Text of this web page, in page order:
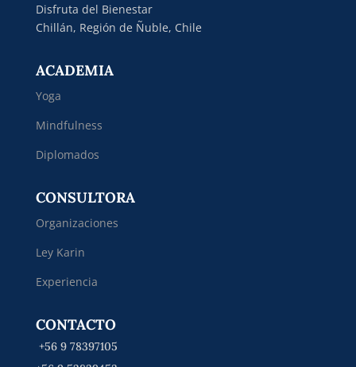
Disfruta del Bienestar
Chillán, Región de Ñuble, Chile
ACADEMIA
Yoga
Mindfulness
Diplomados
CONSULTORA
Organizaciones
Ley Karin
Experiencia
CONTACTO
+56 9 78397105